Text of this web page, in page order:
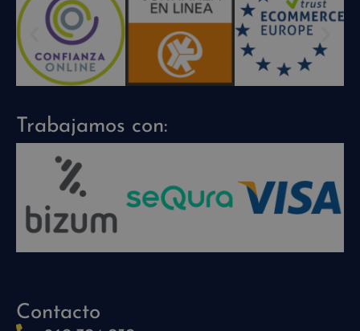
Trabajamos con:
Contacto